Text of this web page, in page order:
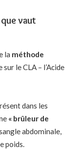
vaut
la méthode
le CLA – l’Acide
dans les
« brûleur de
abdominale,
poids.